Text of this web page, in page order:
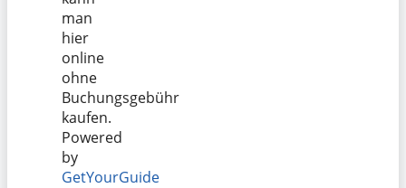
man
hier
online
ohne
Buchungsgebühr
kaufen.
Powered
by
GetYourGuide